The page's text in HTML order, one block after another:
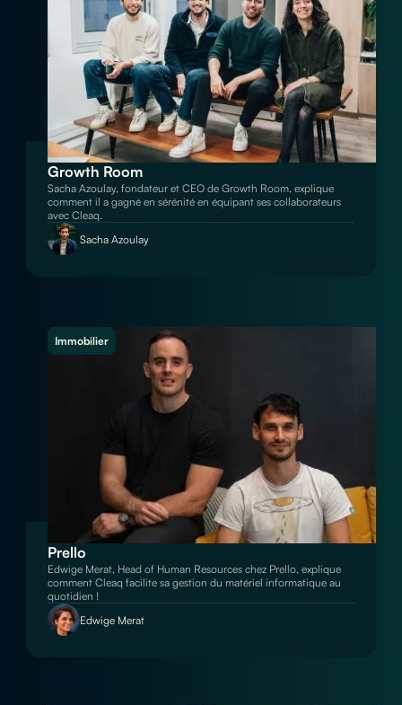
Growth Room
Sacha Azoulay, fondateur et CEO de Growth Room, explique
comment il a gagné en sérénité en équipant ses collaborateurs
avec Cleaq.
Sacha Azoulay
Immobilier
Prello
Edwige Merat, Head of Human Resources chez Prello, explique
comment Cleaq facilite sa gestion du matériel informatique au
quotidien !
Edwige Merat